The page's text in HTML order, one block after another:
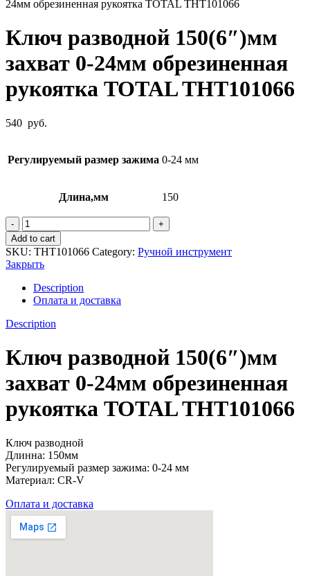
24мм обрезиненная рукоятка TOTAL THT101066
Ключ разводной 150(6″)мм
захват 0-24мм обрезиненная
рукоятка TOTAL THT101066
540 руб.
Регулируемый размер зажима 0-24 мм
Длина,мм 150
Ключ
разводной
150(6")мм
захват
0-
24мм
обрезиненная
рукоятка
TOTAL
Add to cart
SKU: THT101066 Category: Ручной инструмент
Закрыть
Description
Оплата и доставка
Description
Ключ разводной 150(6″)мм
захват 0-24мм обрезиненная
рукоятка TOTAL THT101066
Ключ разводной
Длинна: 150мм
Регулируемый размер зажима: 0-24 мм
Материал: CR-V
Оплата и доставка